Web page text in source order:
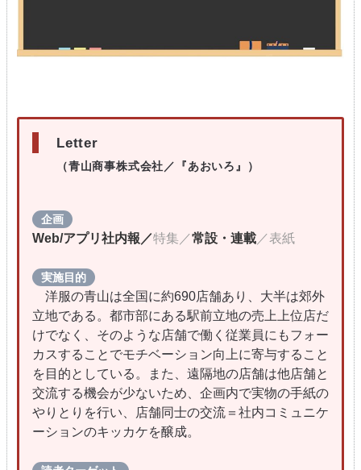
Letter
（青山商事株式会社 ／『あおいろ』）
企画
Web/アプリ社内報／特集 ／常設・連載 ／表紙
実施目的
洋服の青山は全国に約690店舗あり、大半は郊外
立地である。都市部にある駅前立地の売上上位店だ
けでなく、そのような店舗で働く従業員にもフォー
カスすることでモチベーション向上に寄与すること
を目的としている。また、遠隔地の店舗は他店舗と
交流する機会が少ないため、企画内で実物の手紙の
やりとりを行い、店舗同士の交流＝社内コミュニケ
ーションのキッカケを醸成。